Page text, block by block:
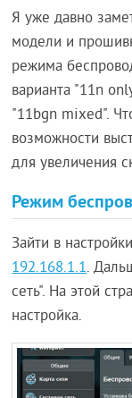
Я уже давно
модели и
режима
варианта "11n
"11bgn mixed".
возможности
для увеличения
Режим
Зайти в
192.168.1.1.
сеть". На этой
настройка.